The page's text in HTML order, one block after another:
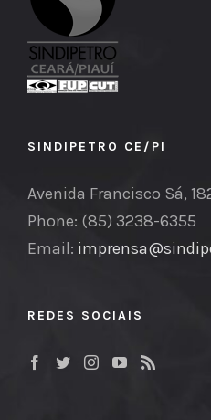
SINDIPETRO CE/PI
Avenida Francisco Sá,
Phone: (85) 3238-6355
Email:
REDES SOCIAIS